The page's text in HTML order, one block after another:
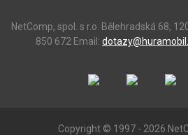
NetComp, spol. s r.o. Bělehradská 68,
850 672 Email:
Copyright © 1997 - 2026